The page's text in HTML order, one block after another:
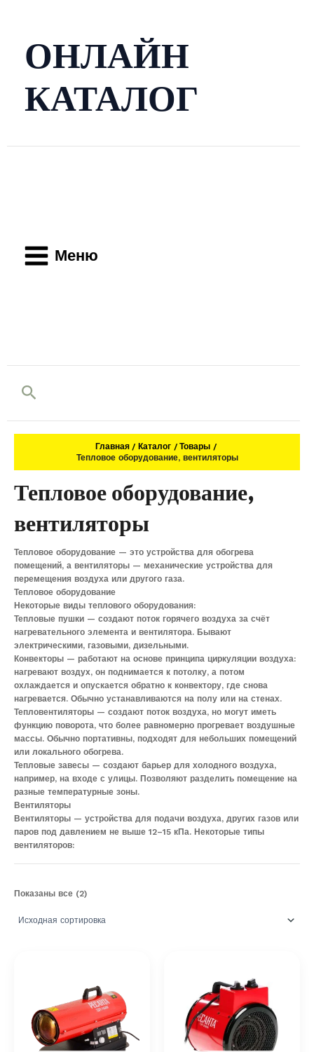
ОНЛАЙН
КАТАЛОГ
Меню
Поиск
Главная Каталог
Товары
Тепловое оборудование, вентиляторы
Тепловое оборудование,
вентиляторы
Тепловое оборудование — это устройства для обогрева
помещений, а вентиляторы — механические устройства для
перемещения воздуха или другого газа.
Тепловое оборудование
Некоторые виды теплового оборудования:
Тепловые пушки — создают поток горячего воздуха за счёт
нагревательного элемента и вентилятора. Бывают
электрическими, газовыми, дизельными.
Конвекторы — работают на основе принципа циркуляции воздуха:
нагревают воздух, он поднимается к потолку, а потом
охлаждается и опускается обратно к конвектору, где снова
нагревается. Обычно устанавливаются на полу или на стенах.
Тепловентиляторы — создают поток воздуха, но могут иметь
функцию поворота, что более равномерно прогревает воздушные
массы. Обычно портативны, подходят для небольших помещений
или локального обогрева.
Тепловые завесы — создают барьер для холодного воздуха,
например, на входе с улицы. Позволяют разделить помещение на
разные температурные зоны.
Вентиляторы
Вентиляторы — устройства для подачи воздуха, других газов или
паров под давлением не выше 12–15 кПа. Некоторые типы
вентиляторов:
Показаны все (2)